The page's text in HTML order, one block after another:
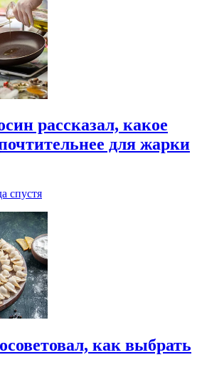
рассказал, какое
для жарки
спустя
как выбрать